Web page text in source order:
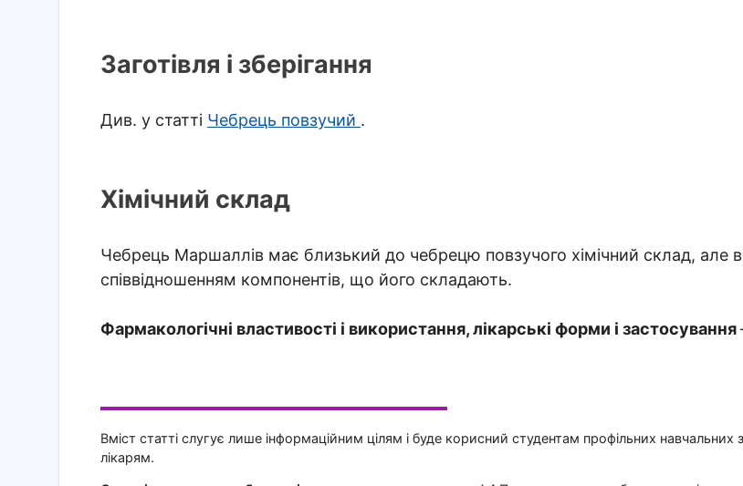
Заготівля і зберігання
Див. у статті Чебрець повзучий .
Хімічний склад
Чебрець Маршаллів має близький до чебрецю повзучого хімічний склад, але
співвідношенням компонентів, що його складають.
Фармакологічні властивості і використання, лікарські форми і застосування
Вміст статті слугує лише інформаційним цілям і буде корисний студентам профільних навчальних
лікарям.